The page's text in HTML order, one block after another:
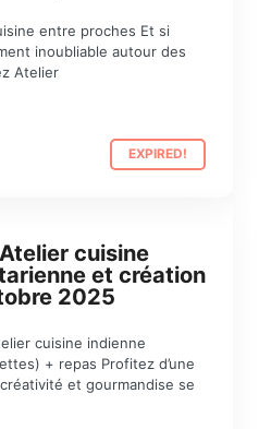
entre proches Et si
inoubliable autour des
Atelier
EXPIRED!
cuisine
et création
2025
cuisine indienne
+ repas Profitez d’une
et gourmandise se